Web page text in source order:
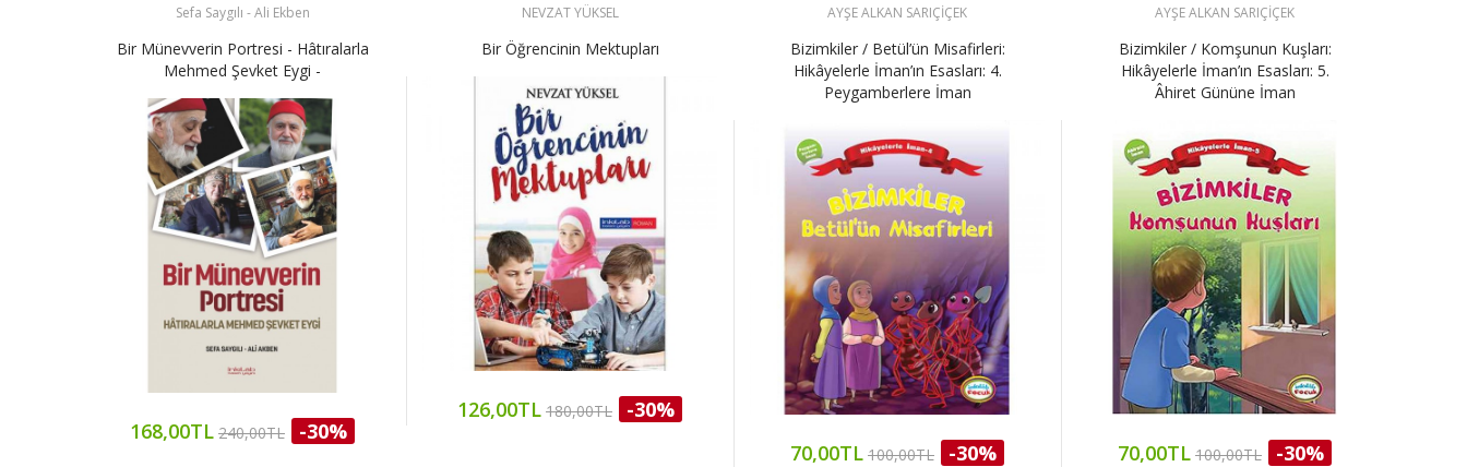
Sefa Saygılı - Ali Ekben
Bir Münevverin Portresi - Hâtıralarla
Mehmed Şevket Eygi -
168,00TL 240,00TL -30%
NEVZAT YÜKSEL
Bir Öğrencinin Mektupları
126,00TL 180,00TL -30%
AYŞE ALKAN SARIÇİÇEK
Bizimkiler / Betül’ün Misafirleri:
Hikâyelerle İman’ın Esasları: 4.
Peygamberlere İman
70,00TL 100,00TL -30%
AYŞE ALKAN SARIÇİÇEK
Bizimkiler / Komşunun Kuşları:
Hikâyelerle İman’ın Esasları: 5.
Âhiret Gününe İman
70,00TL 100,00TL -30%